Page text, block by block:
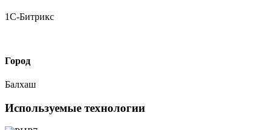
1С-Битрикс
Город
Балхаш
Используемые технологии